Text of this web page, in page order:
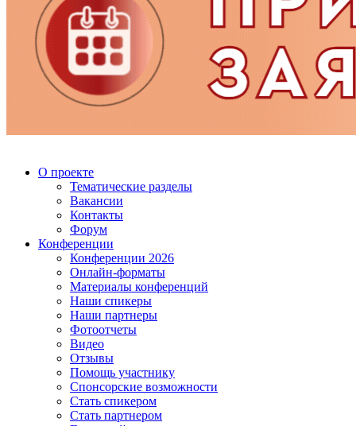
О проекте
Тематические разделы
Вакансии
Контакты
Форум
Конференции
Конференции 2026
Онлайн-форматы
Материалы конференций
Наши спикеры
Наши партнеры
Фотоотчеты
Видео
Отзывы
Помощь участнику
Спонсорские возможности
Стать спикером
Стать партнером